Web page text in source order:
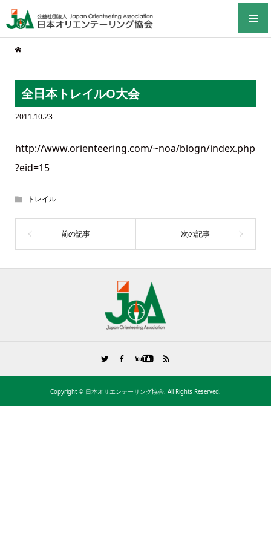
全日本トレイルO大会
2011.10.23
http://www.orienteering.com/~noa/blogn/index.php
?eid=15
トレイル
Copyright © 日本オリエンテーリング協会. All Rights Reserved.